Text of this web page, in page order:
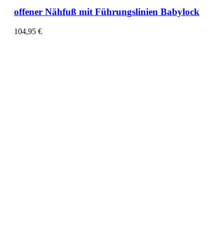
offener Nähfuß mit Führungslinien Babylock
104,95 €